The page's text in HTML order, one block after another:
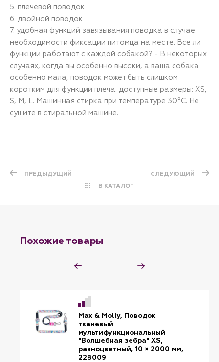
5. плечевой поводок
6. двойной поводок
7. удобная функций завязывания поводка в случае
необходимости фиксации питомца на месте. Все ли
функции работают с каждой собакой? - В некоторых
случаях, когда вы особенно высоки, а ваша собака
особенно мала, поводок может быть слишком
коротким для функции плеча. доступные размеры: XS,
S, M, L. Машинная стирка при температуре 30°C. Не
сушите в стиральной машине.
ПРЕДЫДУЩИЙ
В КАТАЛОГ
СЛЕДУЮЩИЙ
Похожие товары
Max & Molly, Поводок
тканевый
мультифункциональный
"Волшебная зебра" XS,
разноцветный, 10 × 2000 мм,
228009